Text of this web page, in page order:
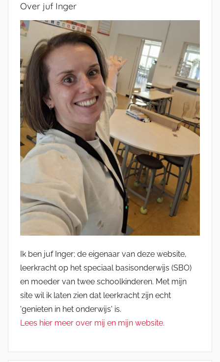
Over juf Inger
Ik ben juf Inger; de eigenaar van deze website,
leerkracht op het speciaal basisonderwijs (SBO)
en moeder van twee schoolkinderen. Met mijn
site wil ik laten zien dat leerkracht zijn echt
'genieten in het onderwijs' is.
Lees hier meer over mij en mijn website.